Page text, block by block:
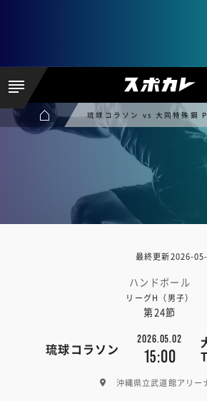
琉球コラソン vs 大同特殊鋼
最終更新2026-
ハンドボール
リーグH（男子）
第24節
琉球コラソン
2026.05.02
15:00
沖縄県立武道館アリー